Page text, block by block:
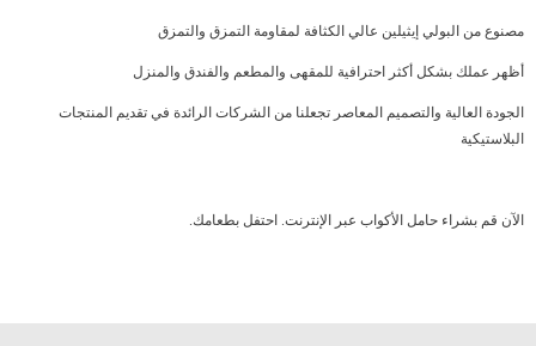
مصنوع من البولي إيثيلين عالي الكثافة لمقاومة التمزق والتمزق
أظهر عملك بشكل أكثر احترافية للمقهى والمطعم والفندق والمنزل
الجودة العالية والتصميم المعاصر تجعلنا من الشركات الرائدة في تقديم المنتجات
البلاستيكية
الآن قم بشراء حامل الأكواب عبر الإنترنت. احتفل بطعامك.